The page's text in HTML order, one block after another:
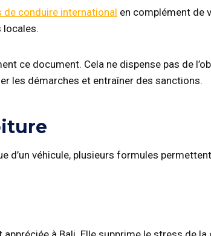
de conduire international en complément de
locales.
ce document. Cela ne dispense pas de
les démarches et entraîner des sanctions.
d’un véhicule, plusieurs formules